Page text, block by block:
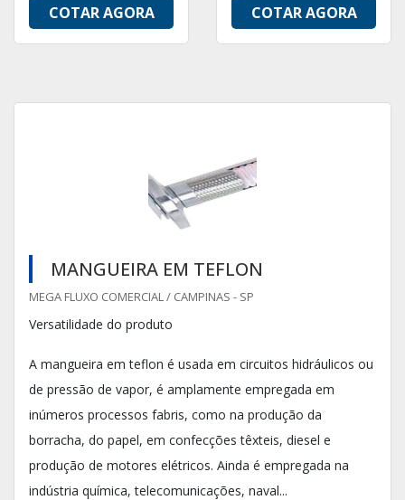
COTAR AGORA COTAR AGORA
MANGUEIRA EM TEFLON
MEGA FLUXO COMERCIAL / CAMPINAS - SP
Versatilidade do produto
A mangueira em teflon é usada em circuitos hidráulicos ou
de pressão de vapor, é amplamente empregada em
inúmeros processos fabris, como na produção da
borracha, do papel, em confecções têxteis, diesel e
produção de motores elétricos. Ainda é empregada na
indústria química, telecomunicações, naval...